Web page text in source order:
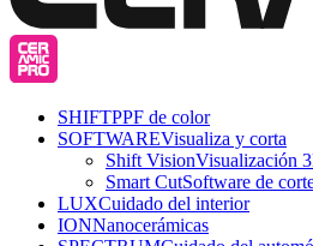
SHIFTPPF de color
SOFTWAREVisualiza y corta
Shift VisionVisualización
Smart CutSoftware de
LUXCuidado del interior
IONNanocerámicas